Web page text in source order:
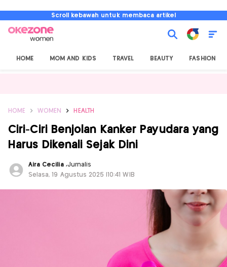
Scroll kebawah untuk membaca artikel
HOME MOM AND KIDS TRAVEL BEAUTY FASHION
HOME WOMEN HEALTH
Ciri-Ciri Benjolan Kanker Payudara yang
Harus Dikenali Sejak Dini
Aira Cecilia ,Jurnalis
Selasa, 19 Agustus 2025 |10:41 WIB